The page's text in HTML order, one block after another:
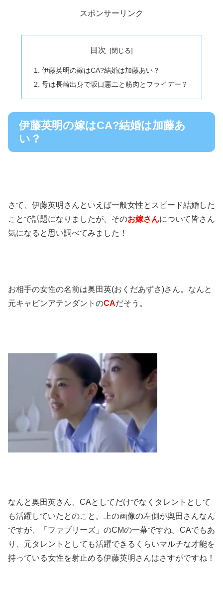
スポンサーリンク
目次
伊藤英明の嫁はCA?結婚は加藤あい？
母は長崎出身で坂口憲二と筋肉とフライデー？
伊藤英明の嫁はCA?結婚は加藤あ
い？
さて、伊藤英明さんといえば一般女性とスピード結婚した
ことで話題になりましたが、そのお嫁さんについて皆さん
気になると思い調べてみました！
お相手の女性の名前は奥田英(おくだあずさ)さん。なんと
元キャビンアテンダントのCAだそう。
なんと奥田英さん、CAとしてだけでなくタレントとして
も活躍していたとのこと。上の画像の左側が奥田さんなん
ですが、「ファブリーズ」のCMの一幕ですね。CAでもあ
り、元タレントとしても活躍できるくらいマルチな才能を
持っている女性を射止める伊藤英明さんはさすがですね！